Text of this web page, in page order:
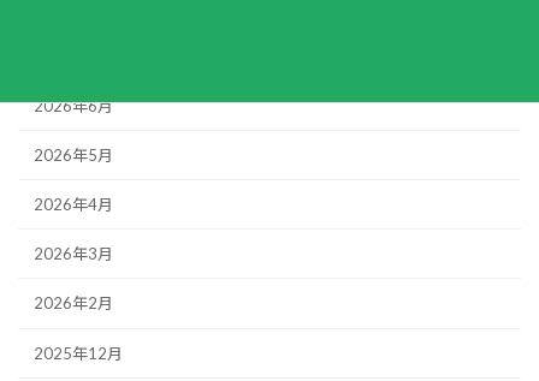
2026年6月
2026年5月
2026年4月
2026年3月
2026年2月
2025年12月